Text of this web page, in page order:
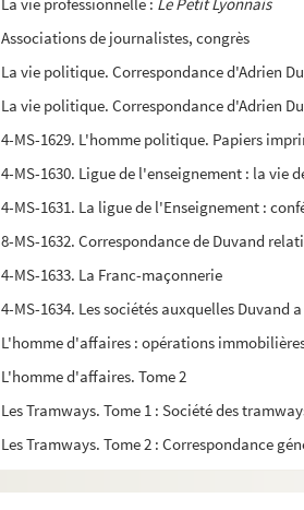
Associations de journalistes, congrès
La vie politique. Correspondance d'Adrien
La vie politique. Correspondance d'Adrien
4-MS-1629. L'homme politique. Papiers
4-MS-1630. Ligue de l'enseignement : la vie
4-MS-1631. La ligue de l'Enseignement :
8-MS-1632. Correspondance de Duvand
4-MS-1633. La Franc-maçonnerie
4-MS-1634. Les sociétés auxquelles
L'homme d'affaires : opérations
L'homme d'affaires. Tome 2
Les Tramways. Tome 1 : Société des
Les Tramways. Tome 2 : Correspondance